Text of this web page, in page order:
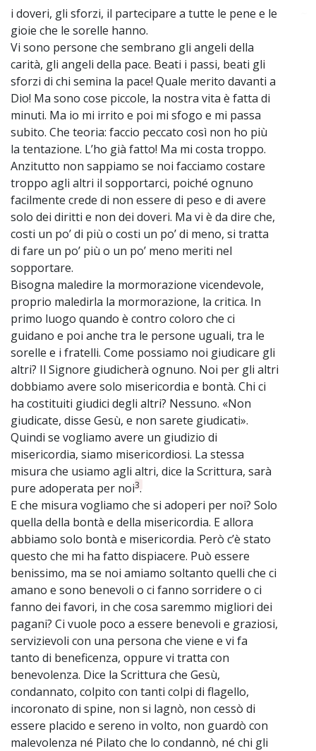
i doveri, gli sforzi, il partecipare a tutte le pene e le
gioie che le sorelle hanno.
Vi sono persone che sembrano gli angeli della
carità, gli angeli della pace. Beati i passi, beati gli
sforzi di chi semina la pace! Quale merito davanti a
Dio! Ma sono cose piccole, la nostra vita è fatta di
minuti. Ma io mi irrito e poi mi sfogo e mi passa
subito. Che teoria: faccio peccato così non ho più
la tentazione. L’ho già fatto! Ma mi costa troppo.
Anzitutto non sappiamo se noi facciamo costare
troppo agli altri il sopportarci, poiché ognuno
facilmente crede di non essere di peso e di avere
solo dei diritti e non dei doveri. Ma vi è da dire che,
costi un po’ di più o costi un po’ di meno, si tratta
di fare un po’ più o un po’ meno meriti nel
sopportare.
Bisogna maledire la mormorazione vicendevole,
proprio maledirla la mormorazione, la critica. In
primo luogo quando è contro coloro che ci
guidano e poi anche tra le persone uguali, tra le
sorelle e i fratelli. Come possiamo noi giudicare gli
altri? Il Signore giudicherà ognuno. Noi per gli altri
dobbiamo avere solo misericordia e bontà. Chi ci
ha costituiti giudici degli altri? Nessuno. «Non
giudicate, disse Gesù, e non sarete giudicati».
Quindi se vogliamo avere un giudizio di
misericordia, siamo misericordiosi. La stessa
misura che usiamo agli altri, dice la Scrittura, sarà
pure adoperata per noi3.
E che misura vogliamo che si adoperi per noi? Solo
quella della bontà e della misericordia. E allora
abbiamo solo bontà e misericordia. Però c’è stato
questo che mi ha fatto dispiacere. Può essere
benissimo, ma se noi amiamo soltanto quelli che ci
amano e sono benevoli o ci fanno sorridere o ci
fanno dei favori, in che cosa saremmo migliori dei
pagani? Ci vuole poco a essere benevoli e graziosi,
servizievoli con una persona che viene e vi fa
tanto di beneficenza, oppure vi tratta con
benevolenza. Dice la Scrittura che Gesù,
condannato, colpito con tanti colpi di flagello,
incoronato di spine, non si lagnò, non cessò di
essere placido e sereno in volto, non guardò con
malevolenza né Pilato che lo condannò, né chi gli